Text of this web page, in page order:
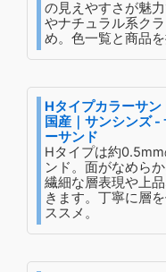
の見えやすさが魅
やナチュラル系ク
め。色一覧と商品を
Hタイプカラーサン
国産｜サンシンズ -
ーサンド
Hタイプは約
ンド。面がなめらか
繊細な層表現や上
きます。丁寧に層
ススメ。